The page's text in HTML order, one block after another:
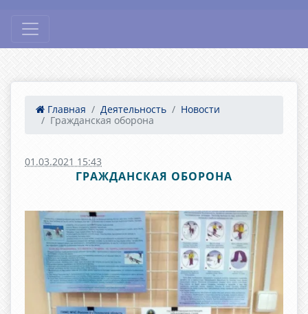
Главная Деятельность
Новости
Гражданская оборона
01.03.2021 15:43
ГРАЖДАНСКАЯ ОБОРОНА